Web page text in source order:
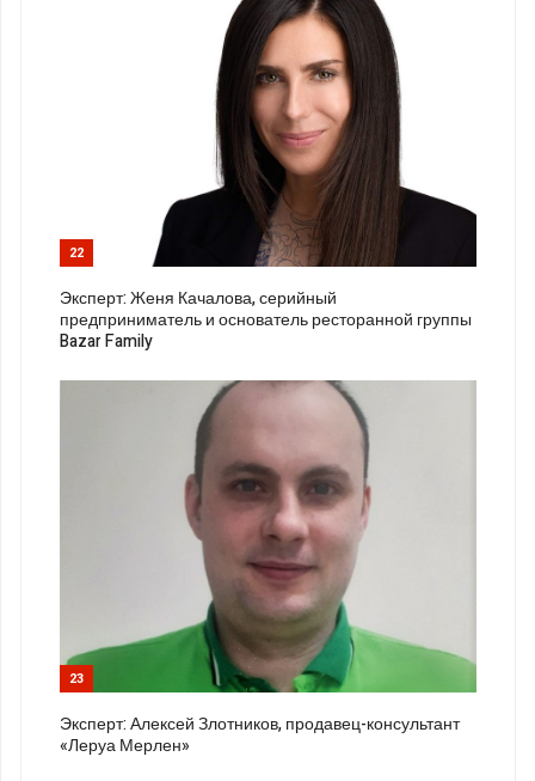
22
Эксперт: Женя Качалова, серийный
предприниматель и основатель ресторанной группы
Bazar Family
23
Эксперт: Алексей Злотников, продавец-консультант
«Леруа Мерлен»